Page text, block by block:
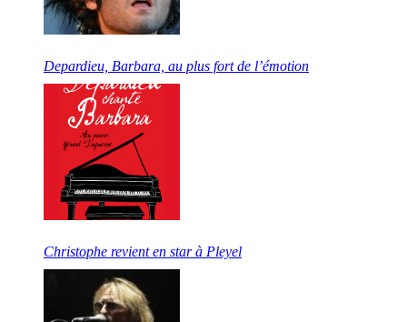
Depardieu, Barbara, au plus fort de l’émotion
Christophe revient en star à Pleyel